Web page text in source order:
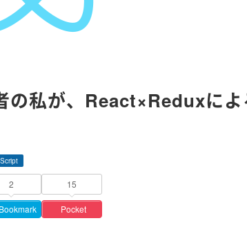
私が、React×Reduxによ
2
Bookmark
15
Pocket